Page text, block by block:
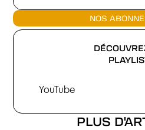
NOS
YouTube
PLUS